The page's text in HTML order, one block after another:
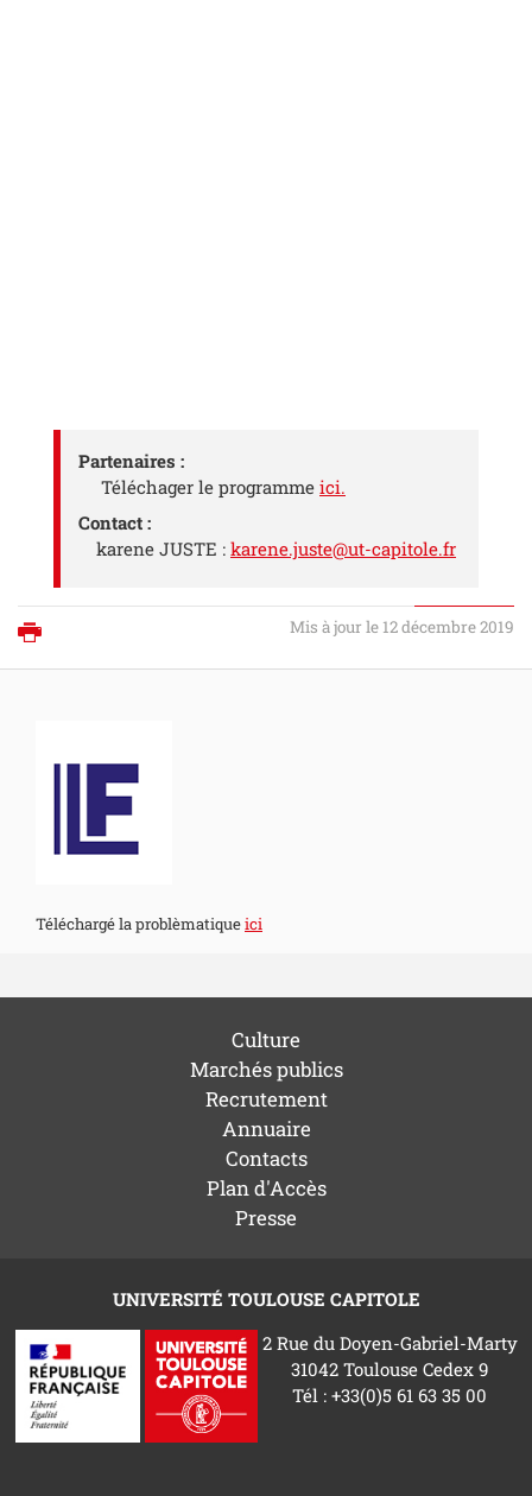
Partenaires :
Téléchager le programme ici.
Contact :
karene JUSTE : karene.juste@ut-capitole.fr
Mis à jour le 12 décembre 2019
Téléchargé la problèmatiqueici
Culture
Marchés publics
Recrutement
Annuaire
Contacts
Plan d'Accès
Presse
UNIVERSITÉ TOULOUSE CAPITOLE
2 Rue du Doyen-Gabriel-Marty
31042 Toulouse Cedex 9
Tél : +33(0)5 61 63 35 00